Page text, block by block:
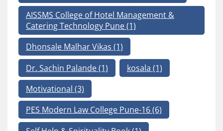
AISSMS College of Hotel Management &
Catering Technology Pune(1)
Dhonsale Malhar Vikas (1)
Dr. Sachin Palande(1) kosala (1)
Motivational (3)
PES Modern Law College Pune-16(6)